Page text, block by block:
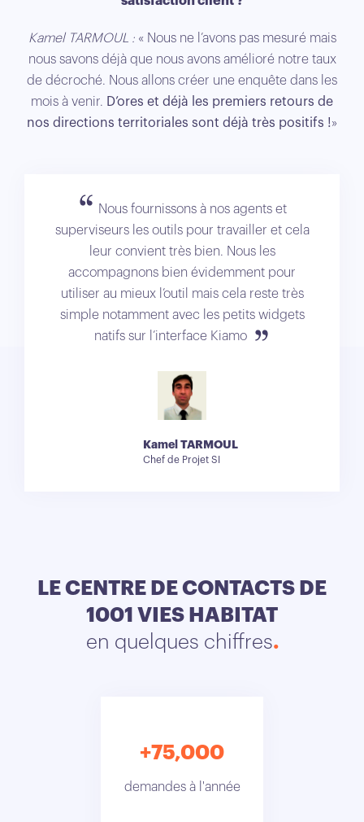
Kamel TARMOUL :« Nous ne l’avons pas mesuré mais
nous savons déjà que nous avons amélioré notre taux
de décroché. Nous allons créer une enquête dans les
mois à venir. D’ores et déjà les premiers retours de
nos directions territoriales sont déjà très positifs !»
Nous fournissons à nos agents et
superviseurs les outils pour travailler et cela
leur convient très bien. Nous les
accompagnons bien évidemment pour
utiliser au mieux l’outil mais cela reste très
simple notamment avec les petits widgets
natifs sur l’interface Kiamo
Kamel TARMOUL
Chef de Projet SI
LE CENTRE DE CONTACTS DE
1001 VIES HABITAT
en quelques chiffres
+75,000
demandes à l'année